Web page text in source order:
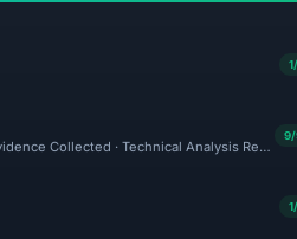
Collected · Technical Analysis